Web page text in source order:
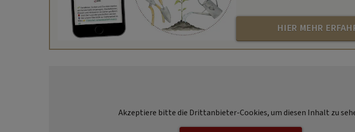
HIER MEHR
Akzeptiere bitte die Drittanbieter-Cookies, um diesen Inhalt zu